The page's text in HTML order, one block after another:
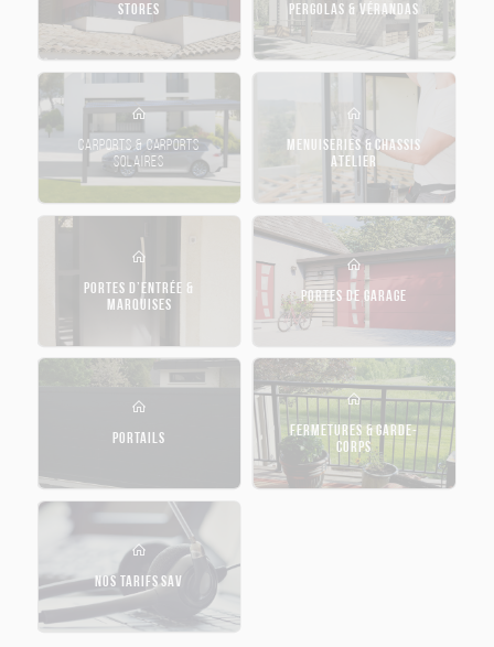
STORES PERGOLAS & VÉRANDAS
CARPORTS & CARPORTS
SOLAIRES
MENUISERIES & CHASSIS
ATELIER
PORTES D’ENTRÉE &
MARQUISES
PORTES DE GARAGE
PORTAILS
FERMETURES & GARDE-
CORPS
NOS TARIFS SAV